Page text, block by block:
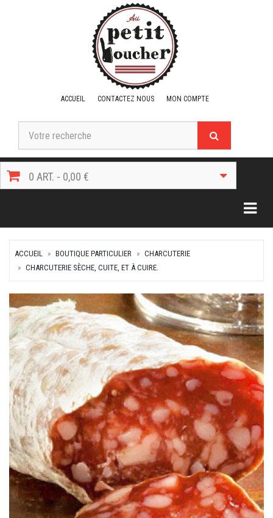
ACCUEIL CONTACTEZ NOUS MON COMPTE
0 ART. - 0,00 €
ACCUEIL BOUTIQUE PARTICULIER
CHARCUTERIE
CHARCUTERIE SÈCHE, CUITE, ET À CUIRE.